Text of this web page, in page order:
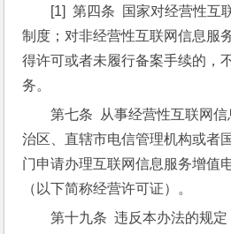
[1]  第四条  国家对经营性
制度；对非经营性互联网信息服
得许可或者未履行备案手续的，
务。
第七条  从事经营性互联网
治区、直辖市电信管理机构或者
门申请办理互联网信息服务增值
（以下简称经营许可证）。
第十九条  违反本办法的规